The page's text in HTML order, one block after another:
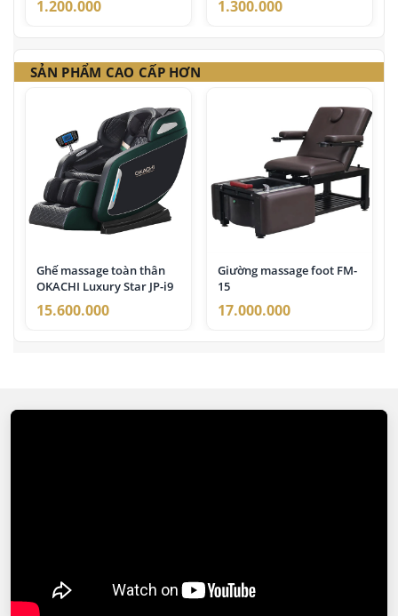
1.200.000 1.300.000
SẢN PHẨM CAO CẤP HƠN
Ghế massage toàn thân
OKACHI Luxury Star JP-i9
15.600.000
Giường massage foot FM-
15
17.000.000